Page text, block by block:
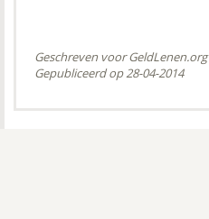
Geschreven voor
Gepubliceerd op 28-04-2014